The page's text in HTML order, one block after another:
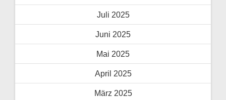
Juli 2025
Juni 2025
Mai 2025
April 2025
März 2025